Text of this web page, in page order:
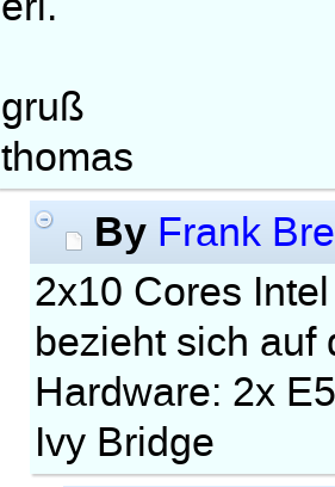
gruß
thomas
By Frank
2x10 Cores
bezieht sich auf
Hardware: 2x
Ivy Bridge